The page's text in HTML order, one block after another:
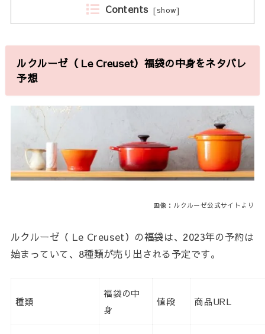
Contents [show]
ルクルーゼ（ Le Creuset）福袋の中身をネタバレ
予想
画像：ルクルーゼ公式サイトより
ルクルーゼ（ Le Creuset）の福袋は、2023年の予約は
始まっていて、8種類が売り出される予定です。
種類
福袋の中
身
値段 商品URL